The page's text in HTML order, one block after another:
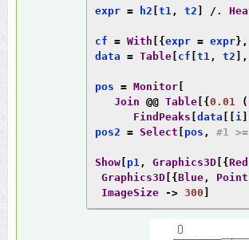
expr = h2 [t1 , t2 ] /.
cf = With [{expr = expr},
data = Table [ cf [t1 , t2 ],
pos = Monitor [
Join @@ Table [{0.01 (
FindPeaks [data [[ i
pos2 = Select [ pos , #1
Show [ p1 , Graphics3D [{Red
Graphics3D [{Blue , Point
ImageSize
-> 300 ]